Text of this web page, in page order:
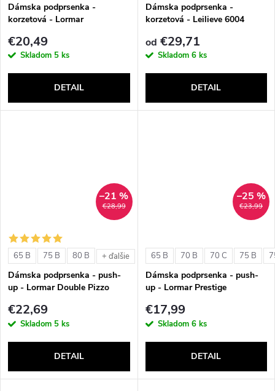
Dámska podprsenka -
korzetová - Lormar
€20,49
Skladom 5 ks
DETAIL
Dámska podprsenka -
korzetová - Leilieve 6004
od €29,71
Skladom 6 ks
DETAIL
€28,99
–21 %
65 B 75 B 80 B + ďalšie
Dámska podprsenka - push-
up - Lormar Double Pizzo
€22,69
Skladom 5 ks
DETAIL
€23,99
–25 %
65 B 70 B 70 C 75 B
Dámska podprsenka - push-
up - Lormar Prestige
€17,99
Skladom 6 ks
DETAIL